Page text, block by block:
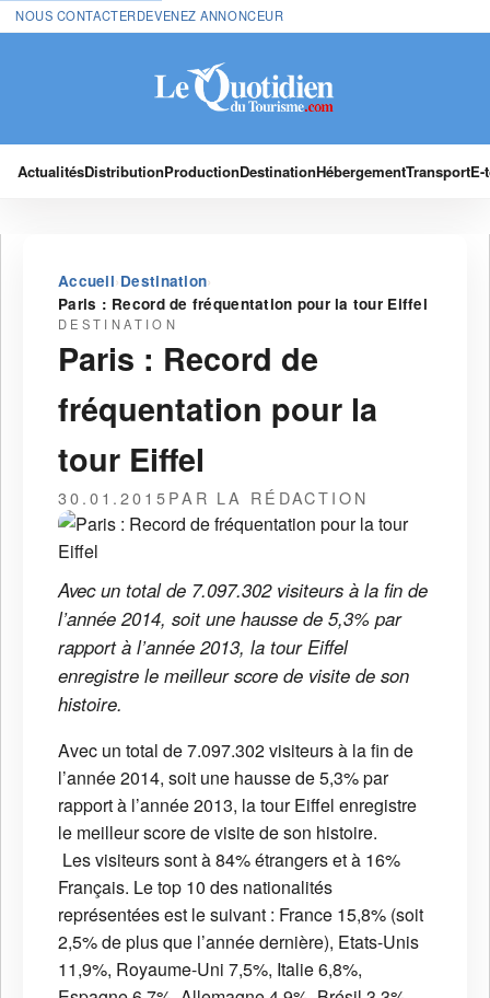
NOUS CONTACTERDEVENEZ ANNONCEUR
ActualitésDistributionProductionDestinationHébergementTransport
Accueil›Destination›
Paris : Record de fréquentation pour la tour Eiffel
DESTINATION
Paris : Record de
fréquentation pour la
tour Eiffel
30.01.2015PAR LA RÉDACTION
Avec un total de 7.097.302 visiteurs à la fin de
l’année 2014, soit une hausse de 5,3% par
rapport à l’année 2013, la tour Eiffel
enregistre le meilleur score de visite de son
histoire.
Avec un total de 7.097.302 visiteurs à la fin de
l’année 2014, soit une hausse de 5,3% par
rapport à l’année 2013, la tour Eiffel enregistre
le meilleur score de visite de son histoire.
Les visiteurs sont à 84% étrangers et à 16%
Français. Le top 10 des nationalités
représentées est le suivant : France 15,8% (soit
2,5% de plus que l’année dernière), Etats-Unis
11,9%, Royaume-Uni 7,5%, Italie 6,8%,